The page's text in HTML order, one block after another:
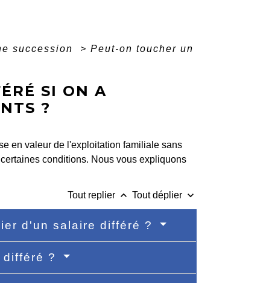
succession > Peut-on toucher un
SI ON A
?
en valeur de l'exploitation familiale sans
conditions. Nous vous expliquons
Tout replier keyboard_arrow_up Tout déplier keyboard_arrow_down
d'un salaire différé ?
?